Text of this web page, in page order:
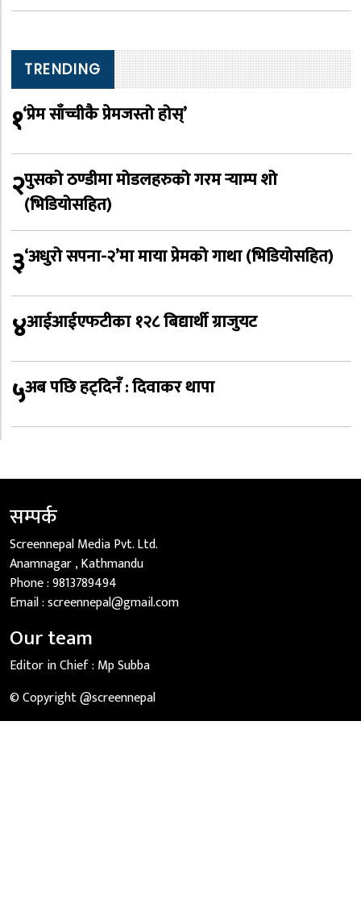
TRENDING
१‘प्रेम साँच्चीकै प्रेमजस्तो होस्’
२पुसको ठण्डीमा मोडलहरुको गरम र्‍याम्प शो
(भिडियोसहित)
३‘अधुरो सपना-२’मा माया प्रेमको गाथा (भिडियोसहित)
४आईआईएफटीका १२८ बिद्यार्थी ग्राजुयट
५अब पछि हट्दिनँ : दिवाकर थापा
सम्पर्क
Screennepal Media Pvt. Ltd.
Anamnagar , Kathmandu
Phone :9813789494
Email :screennepal@gmail.com
Our team
Editor in Chief : Mp Subba
© Copyright @screennepal